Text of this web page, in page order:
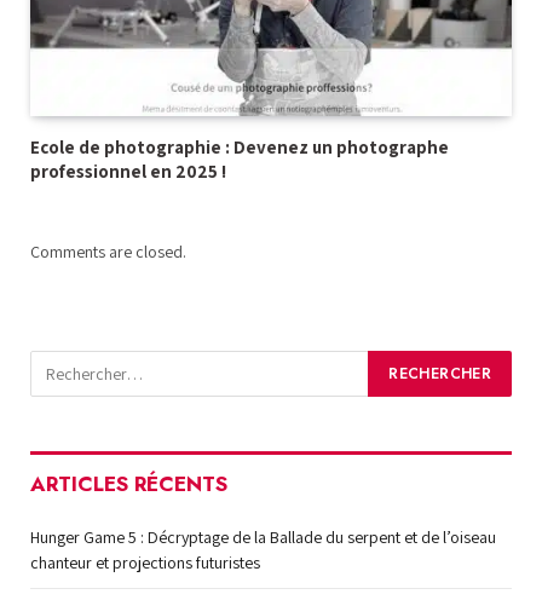
Ecole de photographie : Devenez un photographe
professionnel en 2025 !
Comments are closed.
ARTICLES RÉCENTS
Hunger Game 5 : Décryptage de la Ballade du serpent et de l’oiseau
chanteur et projections futuristes